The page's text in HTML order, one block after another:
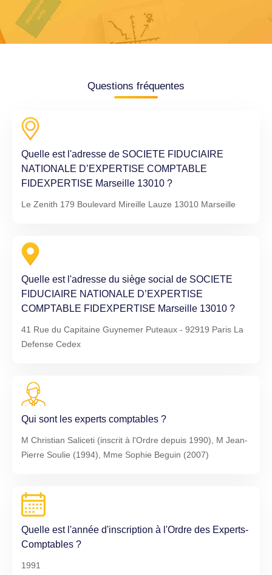
Questions fréquentes
Quelle est l'adresse de SOCIETE FIDUCIAIRE
NATIONALE D’EXPERTISE COMPTABLE
FIDEXPERTISE Marseille 13010 ?
Le Zenith 179 Boulevard Mireille Lauze 13010 Marseille
Quelle est l'adresse du siège social de SOCIETE
FIDUCIAIRE NATIONALE D’EXPERTISE
COMPTABLE FIDEXPERTISE Marseille 13010 ?
41 Rue du Capitaine Guynemer Puteaux - 92919 Paris La
Defense Cedex
Qui sont les experts comptables ?
M Christian Saliceti (inscrit à l'Ordre depuis 1990), M Jean-
Pierre Soulie (1994), Mme Sophie Beguin (2007)
Quelle est l'année d'inscription à l'Ordre des Experts-
Comptables ?
1991